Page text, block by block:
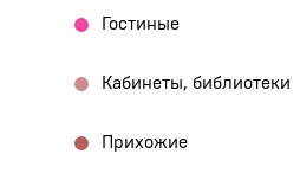
Гостиные
Кабинеты, библиотеки
Прихожие